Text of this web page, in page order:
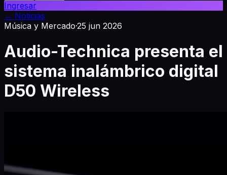
Ingresar
← Noticias
Música y Mercado·25 jun 2026
Audio-Technica presenta el
sistema inalámbrico digital
D50 Wireless